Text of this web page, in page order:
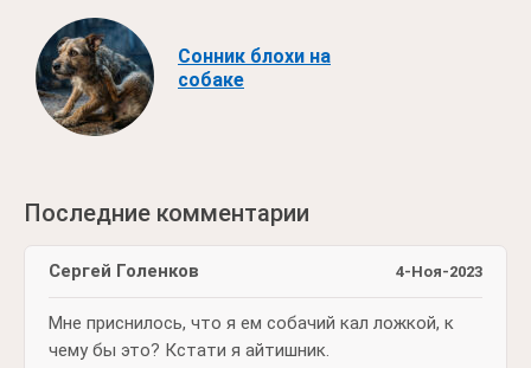
Сонник блохи на
собаке
Последние комментарии
4-Ноя-2023
Сергей Голенков
Мне приснилось, что я ем собачий кал ложкой, к
чему бы это? Кстати я айтишник.